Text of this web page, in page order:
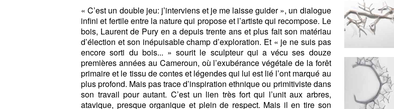
« C’est un double jeu: j’interviens et je me laisse guider », un dialogue
infini et fertile entre la nature qui propose et l’artiste qui recompose. Le
bois, Laurent de Pury en a depuis trente ans et plus fait son matériau
d’élection et son inépuisable champ d’exploration. Et « je ne suis pas
encore sorti du bois... » sourit le sculpteur qui a vécu ses douze
premières années au Cameroun, où l’exubérance végétale de la forêt
primaire et le tissu de contes et légendes qui lui est lié l’ont marqué au
plus profond. Mais pas trace d’inspiration ethnique ou primitiviste dans
son travail pour autant. C’est un lien très fort qui l’unit aux arbres,
atavique, presque organique et plein de respect. Mais il en tire son